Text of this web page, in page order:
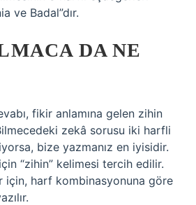
ve Badal”dır.
DA NE
fikir anlamına gelen zihin
zekâ sorusu iki harfli
bize yazmanız en iyisidir.
“zihin” kelimesi tercih edilir.
için, harf kombinasyonuna göre